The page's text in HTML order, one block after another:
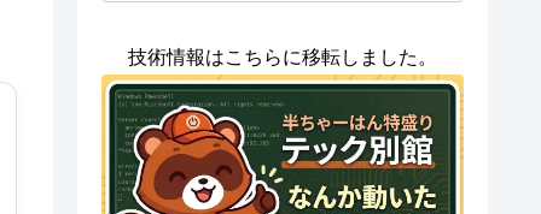
技術情報はこちらに移転しました。